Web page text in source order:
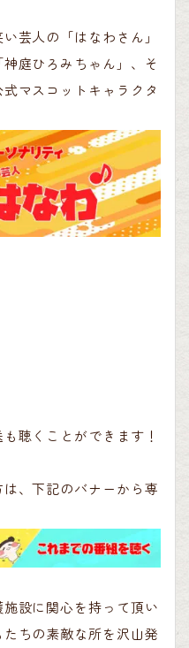
芸人の「はなわさん」
庭ひろみちゃん」、そ
マスコットキャラクタ
聴くことができます！
、下記のバナーから専
設に関心を持って頂い
ちの素敵な所を沢山発